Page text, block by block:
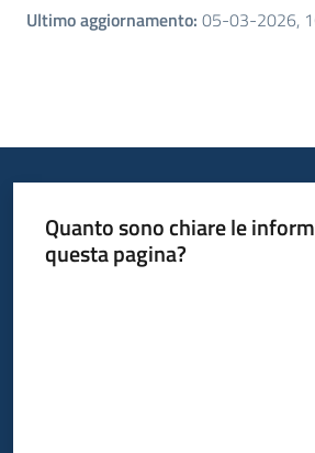
Ultimo aggiornamento: 05-03-2026,
Quanto sono chiare le
questa pagina?